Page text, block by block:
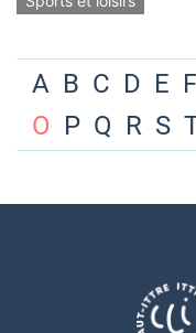
A B C D E F
O P Q R S